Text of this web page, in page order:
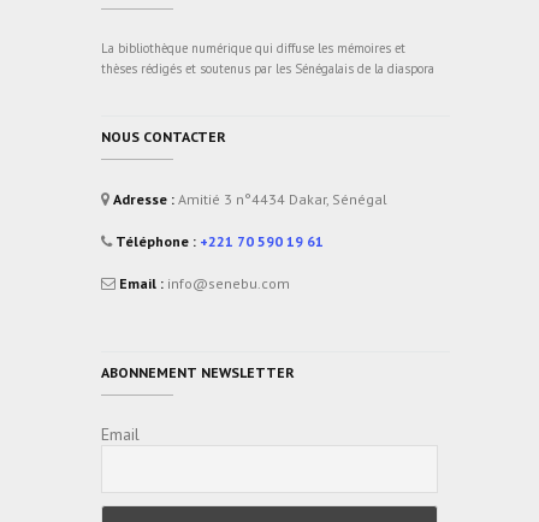
La bibliothèque numérique qui diffuse les mémoires et
thèses rédigés et soutenus par les Sénégalais de la diaspora
NOUS CONTACTER
Adresse : Amitié 3 n°4434 Dakar, Sénégal
Téléphone : +221 70 590 19 61
Email : info@senebu.com
ABONNEMENT NEWSLETTER
Email